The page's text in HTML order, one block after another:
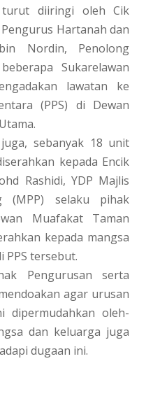
diiringi oleh Cik
Hartanah dan
Nordin, Penolong
Sukarelawan
lawatan ke
(PPS) di Dewan
sebanyak 18 unit
kepada Encik
Rashidi, YDP Majlis
(MPP) selaku pihak
Muafakat Taman
kepada mangsa
PPS tersebut.
Pengurusan serta
agar urusan
dipermudahkan oleh-
dan keluarga juga
dugaan ini.